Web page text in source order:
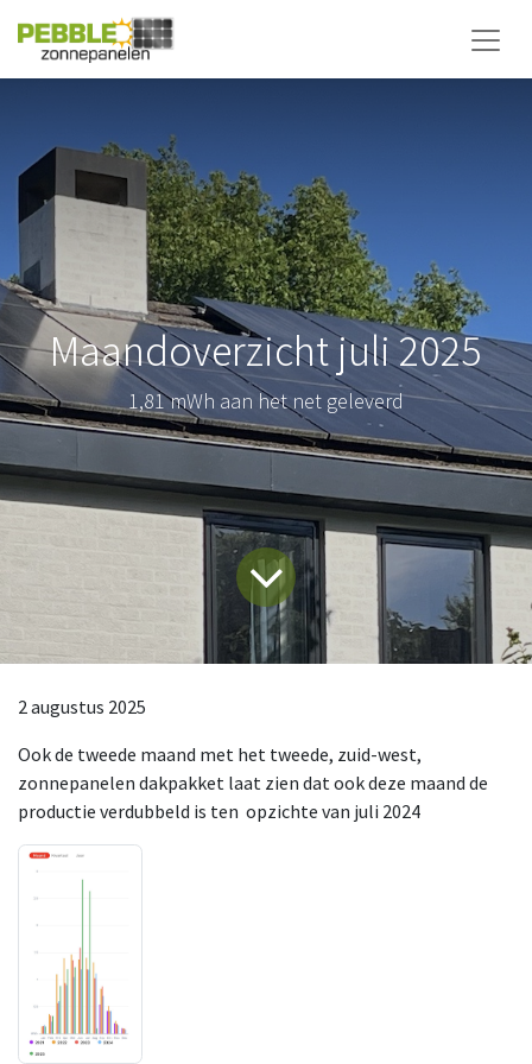
Maandoverzicht juli 2025
1,81 mWh aan het net geleverd
2 augustus 2025
Ook de tweede maand met het tweede, zuid-west,
zonnepanelen dakpakket laat zien dat ook deze maand de
productie verdubbeld is ten opzichte van juli 2024